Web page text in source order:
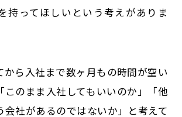
持ってほしいという考えがありま
から入社まで数ヶ月もの時間が空い
このまま入社してもいいのか」「他
会社があるのではないか」と考えて